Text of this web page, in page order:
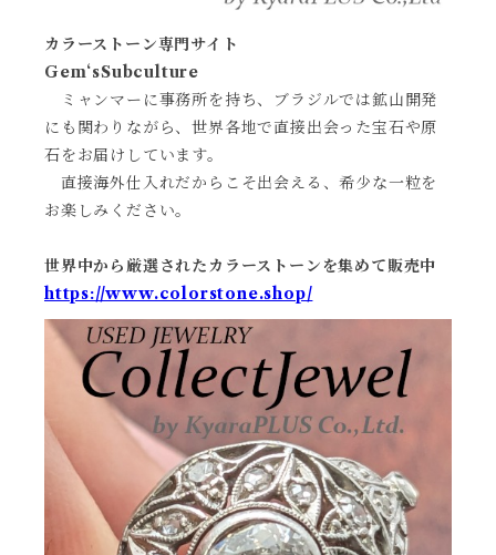
カラーストーン専門サイト
Gem‘sSubculture
ミャンマーに事務所を持ち、ブラジルでは鉱山開発
にも関わりながら、世界各地で直接出会った宝石や原
石をお届けしています。
直接海外仕入れだからこそ出会える、希少な一粒を
お楽しみください。
世界中から厳選されたカラーストーンを集めて販売中
https://www.colorstone.shop/